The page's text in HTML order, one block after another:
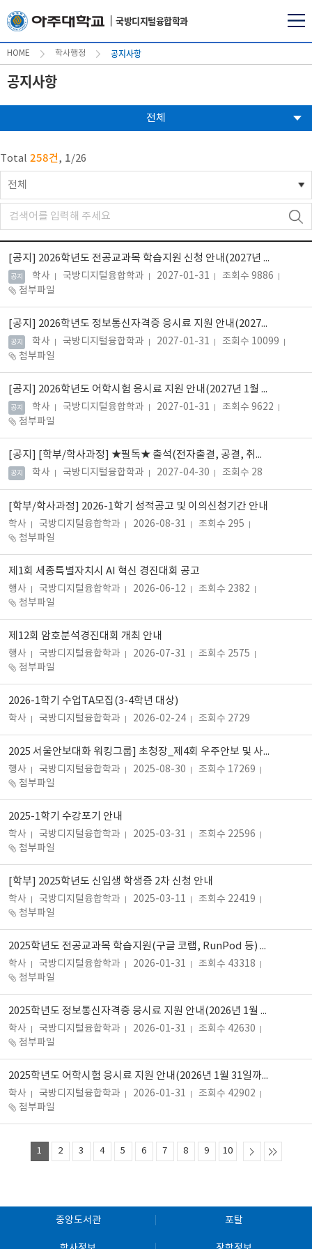
국방디지털융합학과
HOME 학사행정 공지사항
공지사항
전체
Total 258건, 1/26
전체
[공지] 2026학년도 전공교과목 학습지원 신청 안내(2027년 1월 31일까지)(4학년 대상)
공지 학사 국방디지털융합학과 2027-01-31
조회수 9886
첨부파일
[공지] 2026학년도 정보통신자격증 응시료 지원 안내(2027년 1월 31일까지 진행)
공지 학사 국방디지털융합학과 2027-01-31
조회수 10099
첨부파일
[공지] 2026학년도 어학시험 응시료 지원 안내(2027년 1월 31일까지 진행)
공지 학사 국방디지털융합학과 2027-01-31
조회수 9622
첨부파일
[공지] [학부/학사과정] ★필독★ 출석(전자출결, 공결, 취업계, 코로나 등) 관련 안내
공지 학사 국방디지털융합학과 2027-04-30 조회수 28
[학부/학사과정] 2026-1학기 성적공고 및 이의신청기간 안내
학사 국방디지털융합학과 2026-08-31
조회수 295
첨부파일
제1회 세종특별자치시 AI 혁신 경진대회 공고
행사 국방디지털융합학과 2026-06-12
조회수 2382
첨부파일
제12회 암호분석경진대회 개최 안내
행사 국방디지털융합학과 2026-07-31
조회수 2575
첨부파일
2026-1학기 수업TA모집(3-4학년 대상)
학사 국방디지털융합학과 2026-02-24 조회수 2729
2025 서울안보대화 워킹그룹] 초청장_제4회 우주안보 및 사이버 워킹그룹
행사 국방디지털융합학과 2025-08-30
조회수 17269
첨부파일
2025-1학기 수강포기 안내
학사 국방디지털융합학과 2025-03-31
조회수 22596
첨부파일
[학부] 2025학년도 신입생 학생증 2차 신청 안내
학사 국방디지털융합학과 2025-03-11
조회수 22419
첨부파일
2025학년도 전공교과목 학습지원(구글 코랩, RunPod 등) 안내 (4학년 대상)
학사 국방디지털융합학과 2026-01-31
조회수 43318
첨부파일
2025학년도 정보통신자격증 응시료 지원 안내(2026년 1월 31일까지 진행)
학사 국방디지털융합학과 2026-01-31
조회수 42630
첨부파일
2025학년도 어학시험 응시료 지원 안내(2026년 1월 31일까지 진행)
학사 국방디지털융합학과 2026-01-31
조회수 42902
첨부파일
1 2 3 4 5 6 7 8 9 10
중앙도서관 포탈